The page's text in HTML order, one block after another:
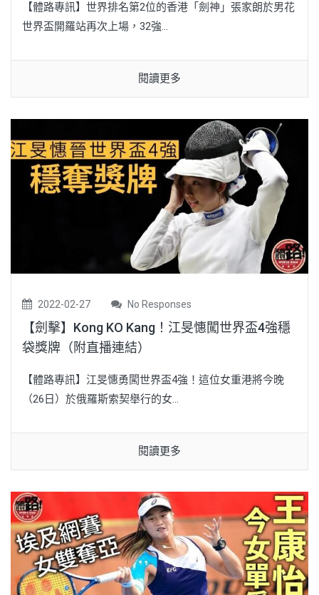
【體路專訊】世界排名第2位的香港「劍神」張家朗於男花
世界盃開羅站再次上場，32強...
閱讀更多
2022-02-27 No Responses
【劍擊】Kong KO Kang！江旻憓闖世界盃4強穩
袋獎牌（附直播連結）
【體路專訊】江旻憓勇闖世界盃4強！這位女重港將今晚
（26日）於俄羅斯索契舉行的女...
閱讀更多